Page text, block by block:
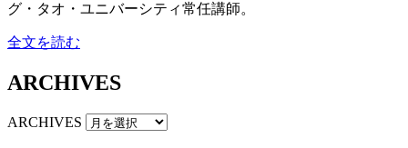
グ・タオ・ユニバーシティ常任講師。
全文を読む
ARCHIVES
ARCHIVES